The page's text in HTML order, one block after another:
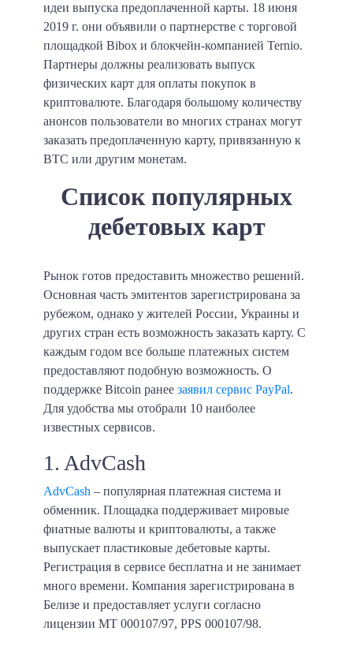
идеи выпуска предоплаченной карты. 18 июня
2019 г. они объявили о партнерстве с торговой
площадкой Bibox и блокчейн-компанией Ternio.
Партнеры должны реализовать выпуск
физических карт для оплаты покупок в
криптовалюте. Благодаря большому количеству
анонсов пользователи во многих странах могут
заказать предоплаченную карту, привязанную к
BTC или другим монетам.
Список популярных
дебетовых карт
Рынок готов предоставить множество решений.
Основная часть эмитентов зарегистрирована за
рубежом, однако у жителей России, Украины и
других стран есть возможность заказать карту. С
каждым годом все больше платежных систем
предоставляют подобную возможность. О
поддержке Bitcoin ранее заявил сервис PayPal.
Для удобства мы отобрали 10 наиболее
известных сервисов.
1. AdvCash
AdvCash – популярная платежная система и
обменник. Площадка поддерживает мировые
фиатные валюты и криптовалюты, а также
выпускает пластиковые дебетовые карты.
Регистрация в сервисе бесплатна и не занимает
много времени. Компания зарегистрирована в
Белизе и предоставляет услуги согласно
лицензии MT 000107/97, PPS 000107/98.